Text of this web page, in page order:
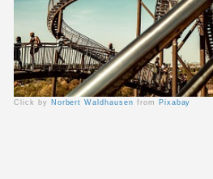
Click by Norbert Waldhausen from Pixabay